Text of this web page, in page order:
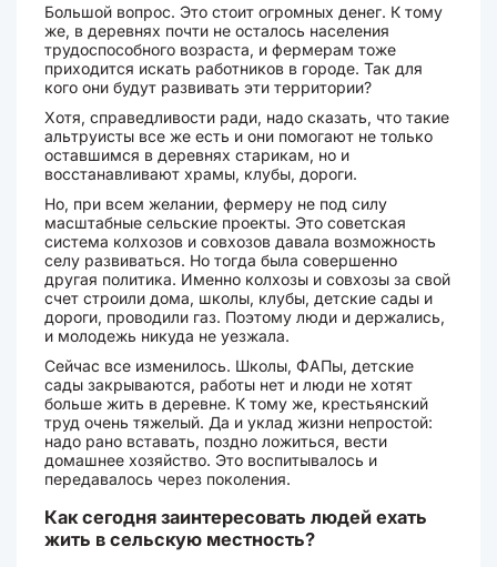
Большой вопрос. Это стоит огромных денег. К тому
же, в деревнях почти не осталось населения
трудоспособного возраста, и фермерам тоже
приходится искать работников в городе. Так для
кого они будут развивать эти территории?
Хотя, справедливости ради, надо сказать, что такие
альтруисты все же есть и они помогают не только
оставшимся в деревнях старикам, но и
восстанавливают храмы, клубы, дороги.
Но, при всем желании, фермеру не под силу
масштабные сельские проекты. Это советская
система колхозов и совхозов давала возможность
селу развиваться. Но тогда была совершенно
другая политика. Именно колхозы и совхозы за свой
счет строили дома, школы, клубы, детские сады и
дороги, проводили газ. Поэтому люди и держались,
и молодежь никуда не уезжала.
Сейчас все изменилось. Школы, ФАПы, детские
сады закрываются, работы нет и люди не хотят
больше жить в деревне. К тому же, крестьянский
труд очень тяжелый. Да и уклад жизни непростой:
надо рано вставать, поздно ложиться, вести
домашнее хозяйство. Это воспитывалось и
передавалось через поколения.
Как сегодня заинтересовать людей ехать
жить в сельскую местность?